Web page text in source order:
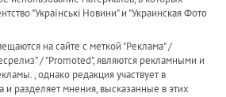
"Українськi Новини" и "Украинская Фото
на сайте с меткой "Реклама" /
/ "Promoted", являются рекламными и
, однако редакция участвует в
и разделяет мнения, высказанные в этих